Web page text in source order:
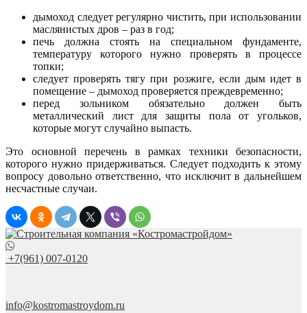
дымоход следует регулярно чистить, при использовании
маслянистых дров – раз в год;
печь должна стоять на специальном фундаменте,
температуру которого нужно проверять в процессе
топки;
следует проверять тягу при розжиге, если дым идет в
помещение – дымоход проверяется преждевременно;
перед зольником обязательно должен быть
металлический лист для защиты пола от угольков,
которые могут случайно выпасть.
Это основной перечень в рамках техники безопасности,
которого нужно придерживаться. Следует подходить к этому
вопросу довольно ответственно, что исключит в дальнейшем
несчастные случаи.
+7(961) 007-0120
info@kostromastroydom.ru